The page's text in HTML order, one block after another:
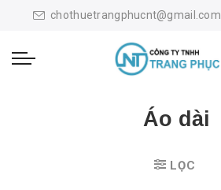
chothuetrangphucnt@gmail.com
Áo dài
LỌC